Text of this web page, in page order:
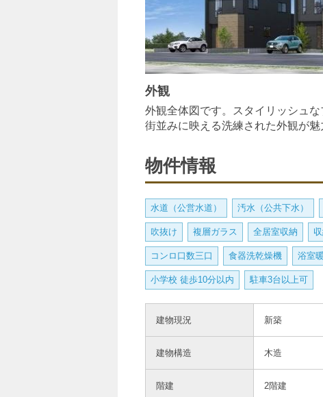
外観
外観全体図です。スタイリッシュ
街並みに映える洗練された外観が魅
物件情報
水道（公営水道） 汚水（公共下水）
吹抜け 複層ガラス 全居室収納
コンロ口数三口 食器洗乾燥機 浴室
小学校 徒歩10分以内 駐車3台以上可
建物現況 新築
建物構造 木造
階建 2階建